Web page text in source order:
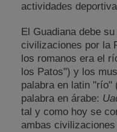
actividades
El Guadiana debe
civilizaciones por la
los romanos era el
los Patos") y los
palabra en latin "río"
palabra en árabe:
tal y como hoy se
ambas